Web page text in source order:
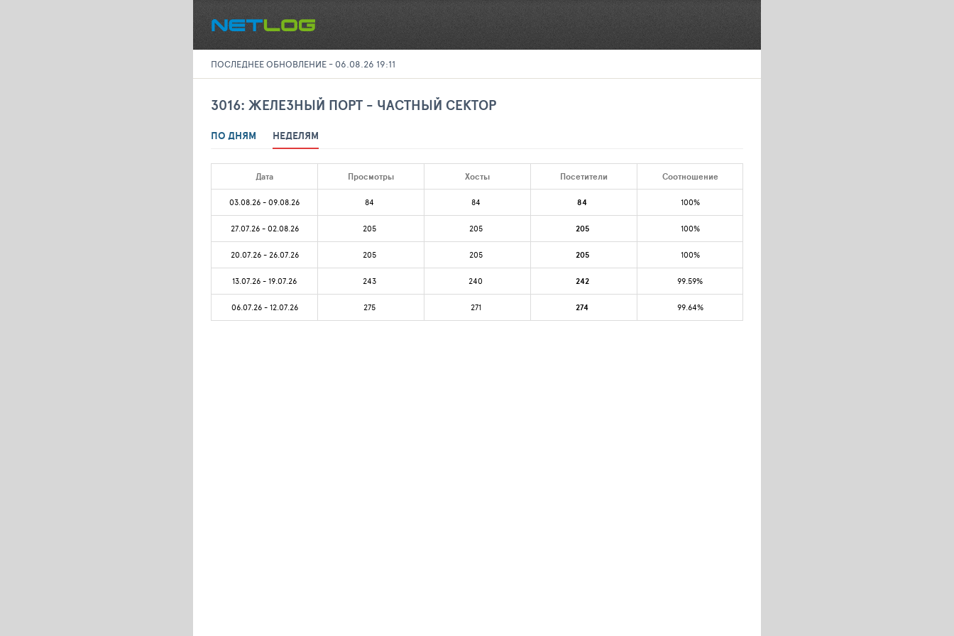
ПОСЛЕДНЕЕ ОБНОВЛЕНИЕ - 06.08.26 19:11
3016: ЖЕЛЕЗНЫЙ ПОРТ - ЧАСТНЫЙ СЕКТОР
ПО ДНЯМ НЕДЕЛЯМ
Дата Просмотры Хосты Посетители Соотношение
03.08.26 - 09.08.26 84 84 84 100%
27.07.26 - 02.08.26 205 205 205 100%
20.07.26 - 26.07.26 205 205 205 100%
13.07.26 - 19.07.26 243 240 242 99.59%
06.07.26 - 12.07.26 275 271 274 99.64%